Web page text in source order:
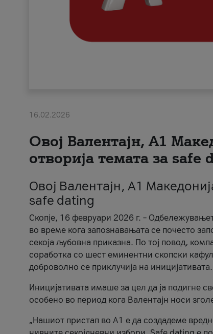
16.02.2026
Овој Валентајн, A1
отворија темата за safe
Овој Валентајн, A1
safe dating
Скопје, 16 февруари 2026 г. –
во време кога запознавањата се почесто
секоја љубовна приказна. По тој повод,
соработка со шест еминентни скопски
доброволно се приклучија на иницијативата.
Иницијативата имаше за цел да ја подигне
особено во период кога Валентајн носи
„Нашиот пристап во А1 е да создадеме